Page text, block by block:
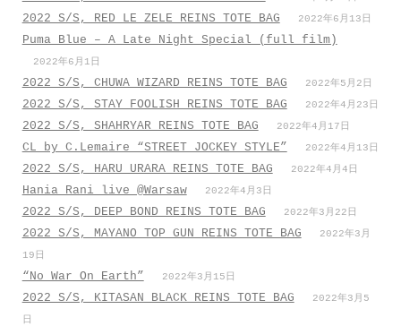
2022 S/S, RED LE ZELE REINS TOTE BAG 2022年6月13日
Puma Blue – A Late Night Special (full film)
2022年6月1日
2022 S/S, CHUWA WIZARD REINS TOTE BAG 2022年5月2日
2022 S/S, STAY FOOLISH REINS TOTE BAG 2022年4月23日
2022 S/S, SHAHRYAR REINS TOTE BAG 2022年4月17日
CL by C.Lemaire “STREET JOCKEY STYLE” 2022年4月13日
2022 S/S, HARU URARA REINS TOTE BAG 2022年4月4日
Hania Rani live @Warsaw 2022年4月3日
2022 S/S, DEEP BOND REINS TOTE BAG 2022年3月22日
2022 S/S, MAYANO TOP GUN REINS TOTE BAG
2022年3月
19日
“No War On Earth” 2022年3月15日
2022 S/S, KITASAN BLACK REINS TOTE BAG
2022年3月5
日